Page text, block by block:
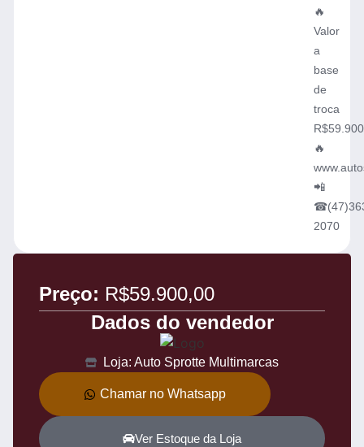
🔥
Valor
a
base
de
troca
🔥
📲
2070
Preço: R$59.900,00
Dados do vendedor
Loja: Auto Sprotte Multimarcas
Chamar no Whatsapp
Ver Estoque da Loja